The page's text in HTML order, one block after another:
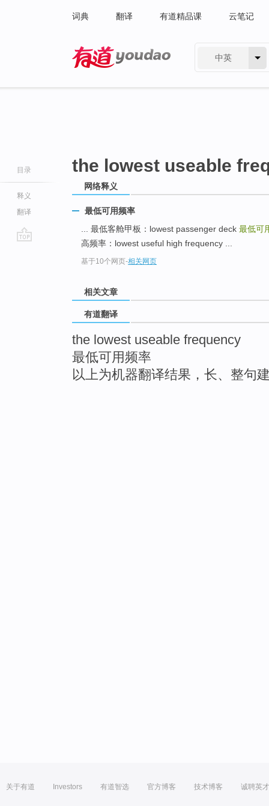
词典 翻译 有道精品课 云笔记
中英
目录
释义
翻译
the lowest useable
网络释义
最低可用频率
... 最低客舱甲板：lowest passenger deck 最低可
高频率：lowest useful high frequency ...
基于10个网页-相关网页
相关文章
有道翻译
the lowest useable frequency
最低可用频率
以上为机器翻译结果，长、整句
关于有道 Investors 有道智选 官方博客 技术博客 诚聘英才